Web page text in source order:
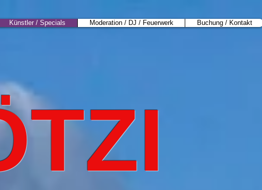
Künstler / Specials Moderation / DJ / Feuerwerk Buchung / Kontakt